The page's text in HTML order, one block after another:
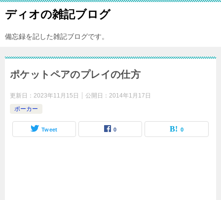
ディオの雑記ブログ
備忘録を記した雑記ブログです。
ポケットペアのプレイの仕方
更新日： 2023年11月15日 公開日： 2014年1月17日
ポーカー
Tweet 0 0